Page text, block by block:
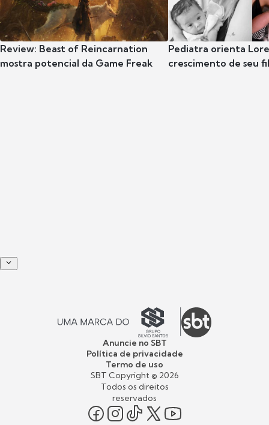
Review: Beast of Reincarnation
mostra potencial da Game Freak
Pediatra orienta
crescimento de seu
Anuncie no SBT
Política de privacidade
Termo de uso
SBT Copyright © 2026
Todos os direitos
reservados